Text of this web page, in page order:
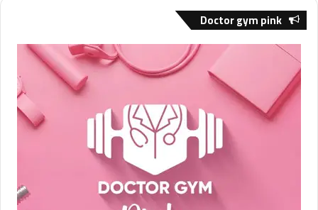
Doctor gym pink